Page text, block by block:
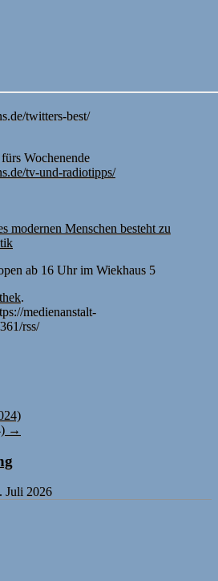
twitters-best/
Wochenende
tv-und-radiotipps/
modernen Menschen besteht zu
ab 16 Uhr im Wiekhaus 5
.
medienanstalt-
rss/
→
Juli 2026